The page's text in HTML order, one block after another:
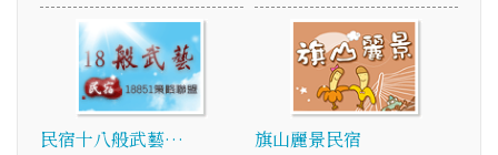
民宿十八般武藝… 旗山麗景民宿